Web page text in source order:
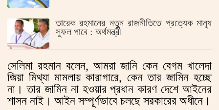
তারেক রহমানের নতুন রাজনীতিতে প্রত্যেক মানুষ
সুফল পাবে : অর্থমন্ত্রী
সেলিমা রহমান বলেন, আমরা জানি কেন বেগম খালেদা
জিয়া মিথ্যা মামলায় কারাগারে, কেন তার জামিন হচ্ছে
না। তার জামিন না হওয়ার প্রধান কারণ দেশে আইনের
শাসন নাই। আইন সম্পূর্ণভাবে চলছে সরকারের অধীনে।